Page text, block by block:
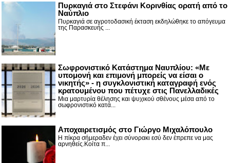
Πυρκαγιά στο Στεφάνι Κορινθίας ορατή από το
Ναύπλιο
Πυρκαγιά σε αγροτοδασική έκταση εκδηλώθηκε το απόγευμα
της Παρασκευής ...
Σωφρονιστικό Κατάστημα Ναυπλίου: «Με
υπομονή και επιμονή μπορείς να είσαι ο
νικητής» - η συγκλονιστική καταγραφή ενός
κρατουμένου που πέτυχε στις Πανελλαδικές
Μια μαρτυρία θέλησης και ψυχικού σθένους μέσα από το
σωφρονιστικό κατά...
Αποχαιρετισμός στο Γιώργο Μιχαλόπουλο
Η πίκρα σήμεραδεν έχει σύνορακι εσύ δεν έπρεπε να μας
αρνηθείς.Κοίτα π...